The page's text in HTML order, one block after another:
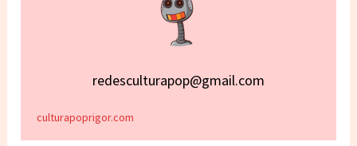
redesculturapop@gmail.com
culturapoprigor.com